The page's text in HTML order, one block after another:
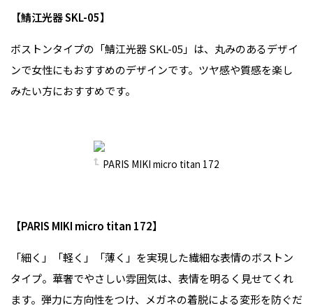
【鯖江光器 SKL-05】
ボストンタイプの「鯖江光器 SKL-05」は、丸みのあるデザイ
ンで女性にもおすすめのデザインです。ツヤ感や質感を楽し
みたい方におすすめです。
PARIS MIKI micro titan 172
【PARIS MIKI micro titan 172】
「細く」「軽く」「薄く」を実現した繊細な表情のボストン
タイプ。華奢でやさしい雰囲気は、表情を明るく見せてくれ
ます。弾力に方向性をつけ、メガネの着脱による変形を防ぐだ